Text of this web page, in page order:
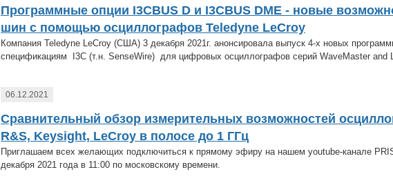
Программные опции I3CBUS D и I3CBUS DME - новые
шин с помощью осциллографов Teledyne LeCroy
Компания Teledyne LeCroy (США) 3 декабря 2021г. анонсировала выпуск 4-х новых
спецификациям I3C (т.н. SenseWire) для цифровых осциллографов серий WaveMaster and
06.12.2021
Сравнительный обзор измерительных возможностей
R&S, Keysight, LeCroy в полосе до 1 ГГц
Приглашаем всех желающих подключиться к прямому эфиру на нашем youtube-канале
декабря 2021 года в 11:00 по московскому времени.